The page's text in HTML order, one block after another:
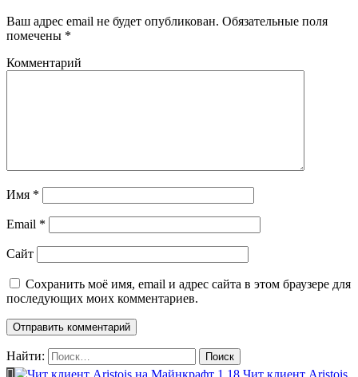
Ваш адрес email не будет опубликован. Обязательные поля
помечены *
Комментарий
Имя *
Email *
Сайт
Сохранить моё имя, email и адрес сайта в этом браузере для
последующих моих комментариев.
Найти:
Чит клиент Aristois